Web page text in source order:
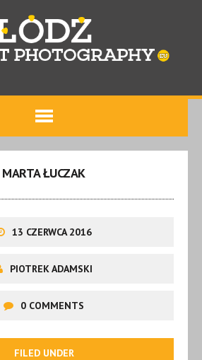
MARTA ŁUCZAK
13 CZERWCA 2016
PIOTREK ADAMSKI
0 COMMENTS
FILED UNDER